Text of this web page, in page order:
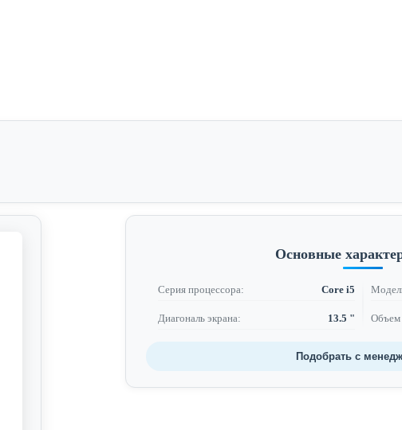
Основные
Серия процессора: Core i5
Диагональ экрана: 13.5 " Объем
Подобрать с